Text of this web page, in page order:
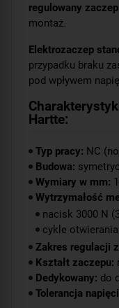
regulowany
montaż.
Elektrozaczep
przypadku braku
pod wpływem
Hartte:
Typ pracy: NC
Budowa:
Wymiary w mm:
Wytrzymałość
nacisk 3000 N
cykle
Zakres regulacji
Kształt zaczepu:
Dedykowany: do
Tolerancja